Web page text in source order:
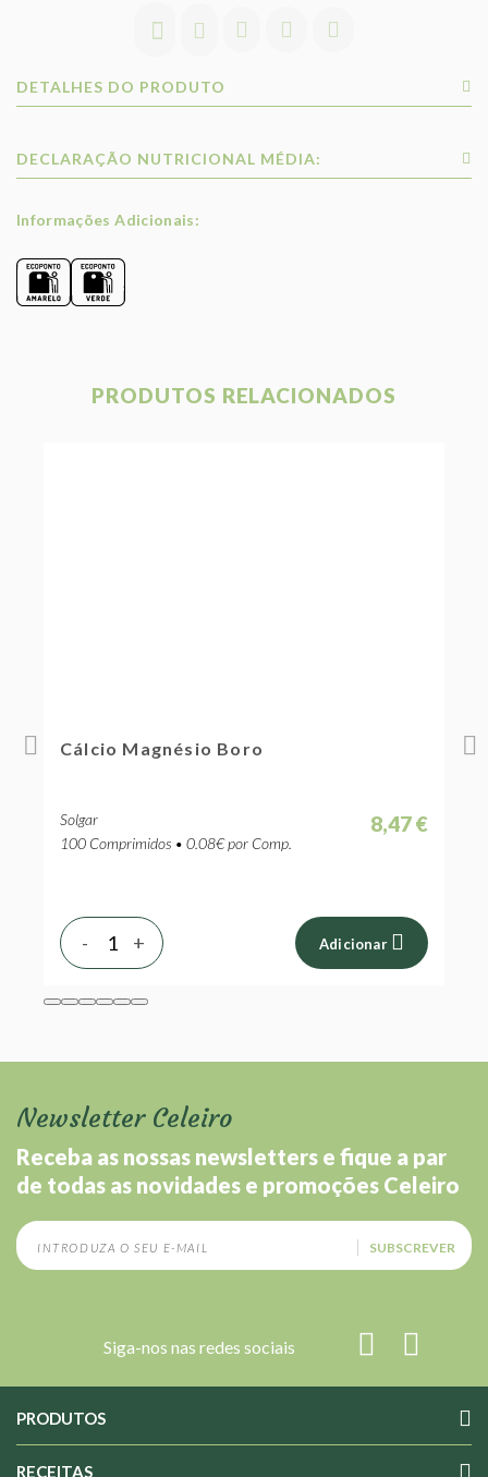
DETALHES DO PRODUTO
DECLARAÇÃO NUTRICIONAL MÉDIA:
Informações Adicionais:
PRODUTOS RELACIONADOS
Cálcio Magnésio Boro
Solgar
100 Comprimidos • 0.08€ por Comp.
8,47 €
+
- Adicionar
Newsletter Celeiro
Receba as nossas newsletters e fique a par
de todas as novidades e promoções Celeiro
SUBSCREVER
Siga-nos nas redes sociais
PRODUTOS
RECEITAS